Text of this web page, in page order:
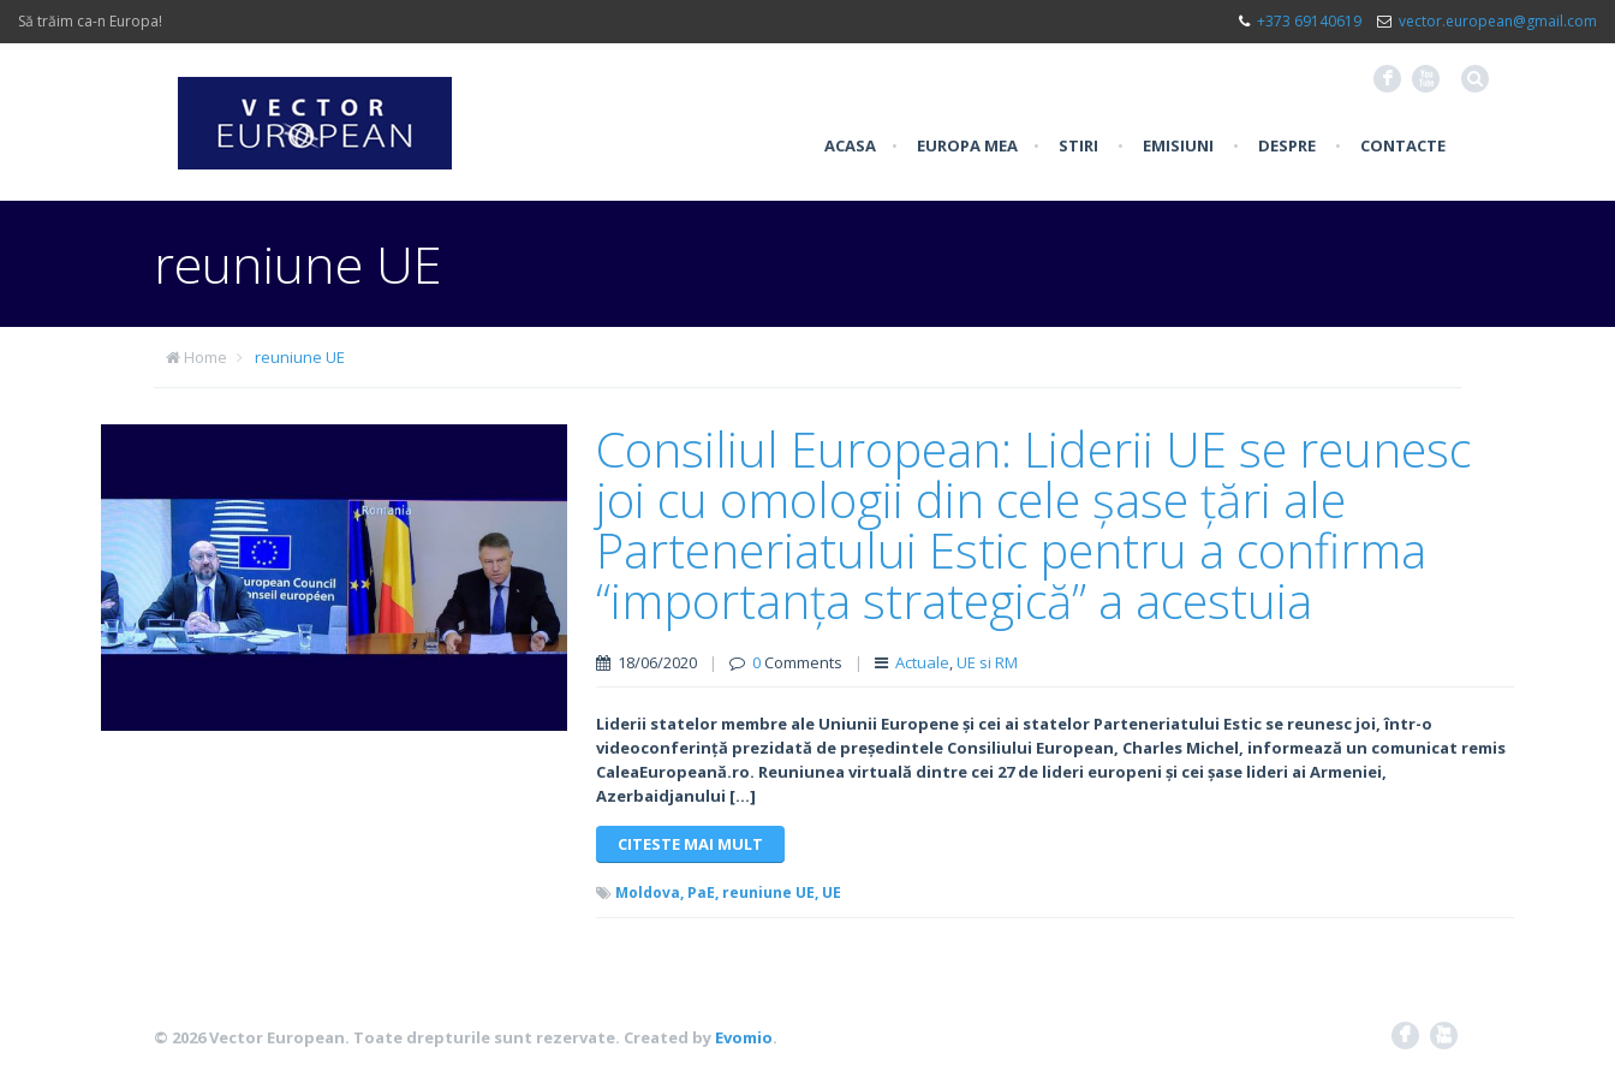
Să trăim ca-n Europa! +373 69140619 vector.european@gmail.com
F X
ACASA • EUROPA MEA • STIRI • EMISIUNI • DESPRE • CONTACTE
reuniune UE
Home reuniune UE
Consiliul European: Liderii UE se reunesc
joi cu omologii din cele șase țări ale
Parteneriatului Estic pentru a confirma
“importanța strategică” a acestuia
18/06/2020 | 0Comments | Actuale,UE si RM
Liderii statelor membre ale Uniunii Europene și cei ai statelor Parteneriatului Estic se reunesc joi, într-o
videoconferință prezidată de președintele Consiliului European, Charles Michel, informează un comunicat remis
CaleaEuropeană.ro. Reuniunea virtuală dintre cei 27 de lideri europeni și cei șase lideri ai Armeniei,
Azerbaidjanului […]
CITESTE MAI MULT
Moldova, PaE, reuniune UE, UE
© 2026Vector European. Toate drepturile sunt rezervate. Created by Evomio. F X